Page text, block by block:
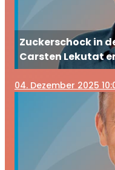
Zuckerschock in
Carsten Lekutat
passiert und wie
04. Dezember 2025